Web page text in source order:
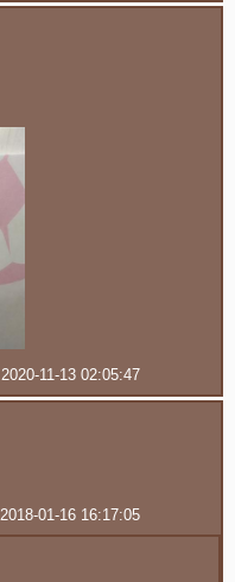
2020-11-13 02:05:47
2018-01-16 16:17:05